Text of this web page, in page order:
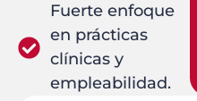
Fuerte enfoque
en prácticas
clínicas y
empleabilidad.